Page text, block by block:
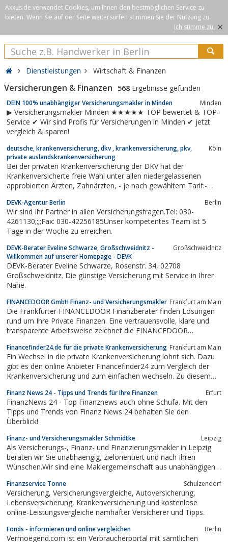
Axxus.de verwendet Cookies, um Ihnen den bestmöglichen Service zu
bieten. Wenn Sie auf der Seite weitersurfen stimmen Sie der Nutzung zu.
Ich stimme zu. ×
Dienstleistungen Wirtschaft & Finanzen
Versicherungen & Finanzen 568 Ergebnisse gefunden
DEIN 100% unabhängiger Versicherungsmakler in Minden Minden
▶ Versicherungsmakler Minden ★★★★★ TOP bewertet & TOP-
Service ✔ Wir sind Profis für Versicherungen in Minden ✔ jetzt
vergleich & sparen!
deutsche, krankenversicherung, dkv , krankenversicherung, pkv,
private auslandskrankenversicherung
Köln
Bei der privaten Krankenversicherung der DKV hat der
Krankenversicherte freie Wahl unter allen niedergelassenen
approbierten Ärzten, Zahnärzten, - je nach gewähltem Tarif:-
Krankenhäusern (die meisten Tarife der DKV sichern hier auch
Chefarztbehandlung und Ein- oder...
DEVK-Agentur Berlin Berlin
Wir sind Ihr Partner in allen Versicherungsfragen.Tel: 030-
4261130;;;;Fax: 030-42256185Unser kompetentes Team ist 5
Tage in der Woche zu erreichen.
DEVK-Berater Eveline Schwarze, Großschweidnitz -
Willkommen auf unserer Homepage - DEVK
Großschweidnitz
DEVK-Berater Eveline Schwarze, Rosenstr. 34, 02708
Großschweidnitz. Die günstige Versicherung mit Service in Ihrer
Nähe.
FINANCEDOOR GmbH Finanz- und Versicherungsmakler Frankfurt am Main
Die Frankfurter FINANCEDOOR Finanzberater finden Lösungen
rund um Ihre Private Finanzen. Eine vertrauensvolle, klare und
transparente Arbeitsweise zeichnet die FINANCEDOOR
Lösungen für Altervorsorge, Arbeitskraftabsicherung und
Vermögen. Zahlreiche zufriedene FINANCEDOOR...
Financefinder24.de für die private Krankenversicherung Frankfurt am Main
Ein Wechsel in die private Krankenversicherung lohnt sich. Dazu
gibt es den online Anbieter Financefinder24 zum Vergleich der
Krankenversicherung und zum einfachen wechseln. Zu diesem
Finanz News 24 - Tipps und Trends für Ihre Finanzen Erfurt
FinanzNews 24 - Top Finanznews auch ohne Schufa. Mit den
Tipps und Trends von Finanz News 24 behalten Sie den
Überblick!
Finanz- und Versicherungsmakler Schmidtke Leipzig
Als Versicherungs-, Finanz- und Finanzierungsmakler in Leipzig
beraten wir Sie unabhaengig, zielorientiert und nach Ihren
Wünschen.Wir sind eine Maklergemeinschaft aus unabhängigen
können uns auf unserer Website besuchen und sich einen ersten
Eintrug von uns verschaffen.
Finanzservice Tonne Schulzendorf
Versicherung, Versicherungsvergleiche, Autoversicherung,
Lebensversicherung, Krankenversicherung und kostenlose
online-Leistungsvergleiche namhafter Versicherer und Tipps.
Fonds - informieren und online vergleichen Berlin
Vermoegend.com ist ein Verbraucherportal mit sämtlichen